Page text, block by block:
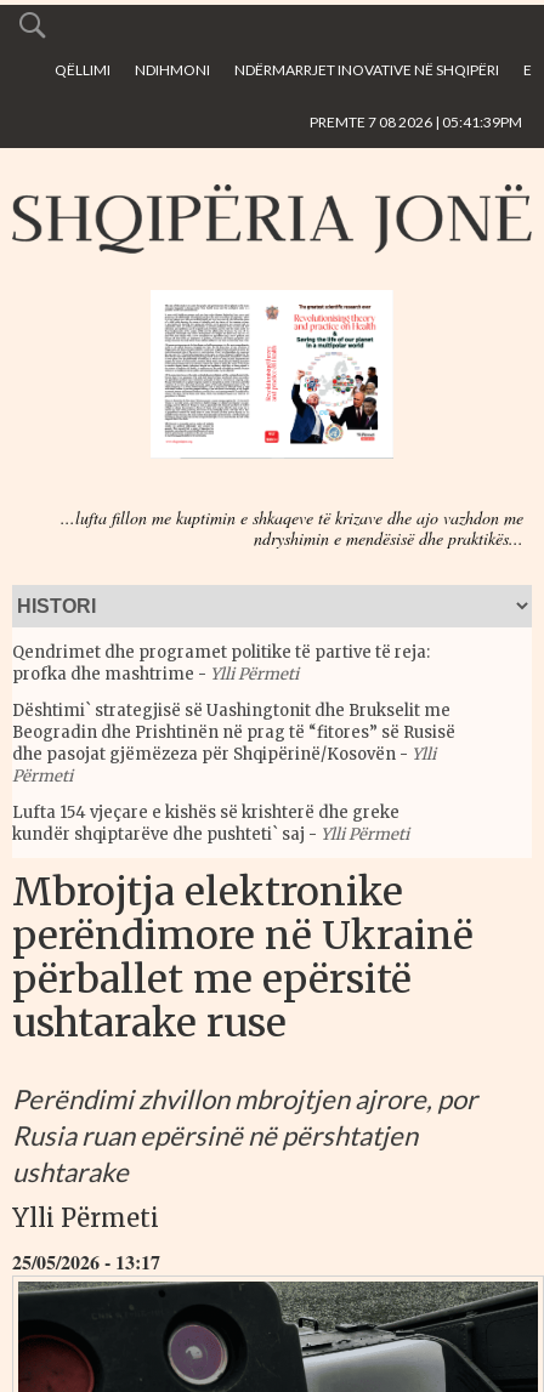
main
QËLLIMI NDIHMONI NDËRMARRJET INOVATIVE NË SHQIPËRI E
PREMTE 7 08 2026 | 05:41:39PM
...lufta fillon me kuptimin e shkaqeve të krizave dhe ajo vazhdon me
ndryshimin e mendësisë dhe praktikës...
Qendrimet dhe programet politike të partive të reja:
profka dhe mashtrime - Ylli Përmeti
Dështimi` strategjisë së Uashingtonit dhe Brukselit me
Beogradin dhe Prishtinën në prag të “fitores” së Rusisë
dhe pasojat gjëmëzeza për Shqipërinë/Kosovën - Ylli
Përmeti
Lufta 154 vjeçare e kishës së krishterë dhe greke
kundër shqiptarëve dhe pushteti` saj - Ylli Përmeti
Mbrojtja elektronike
perëndimore në Ukrainë
përballet me epërsitë
ushtarake ruse
Perëndimi zhvillon mbrojtjen ajrore, por
Rusia ruan epërsinë në përshtatjen
ushtarake
Ylli Përmeti
25/05/2026 - 13:17